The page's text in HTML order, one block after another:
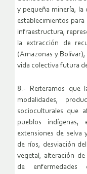
y pequeña minería, la
establecimientos
infraestructura,
la extracción de
(Amazonas y
vida colectiva futura
8.- Reiteramos que
modalidades,
socioculturales que
pueblos indígenas;
extensiones de
de ríos, desviación
vegetal, alteración
de enfermedades